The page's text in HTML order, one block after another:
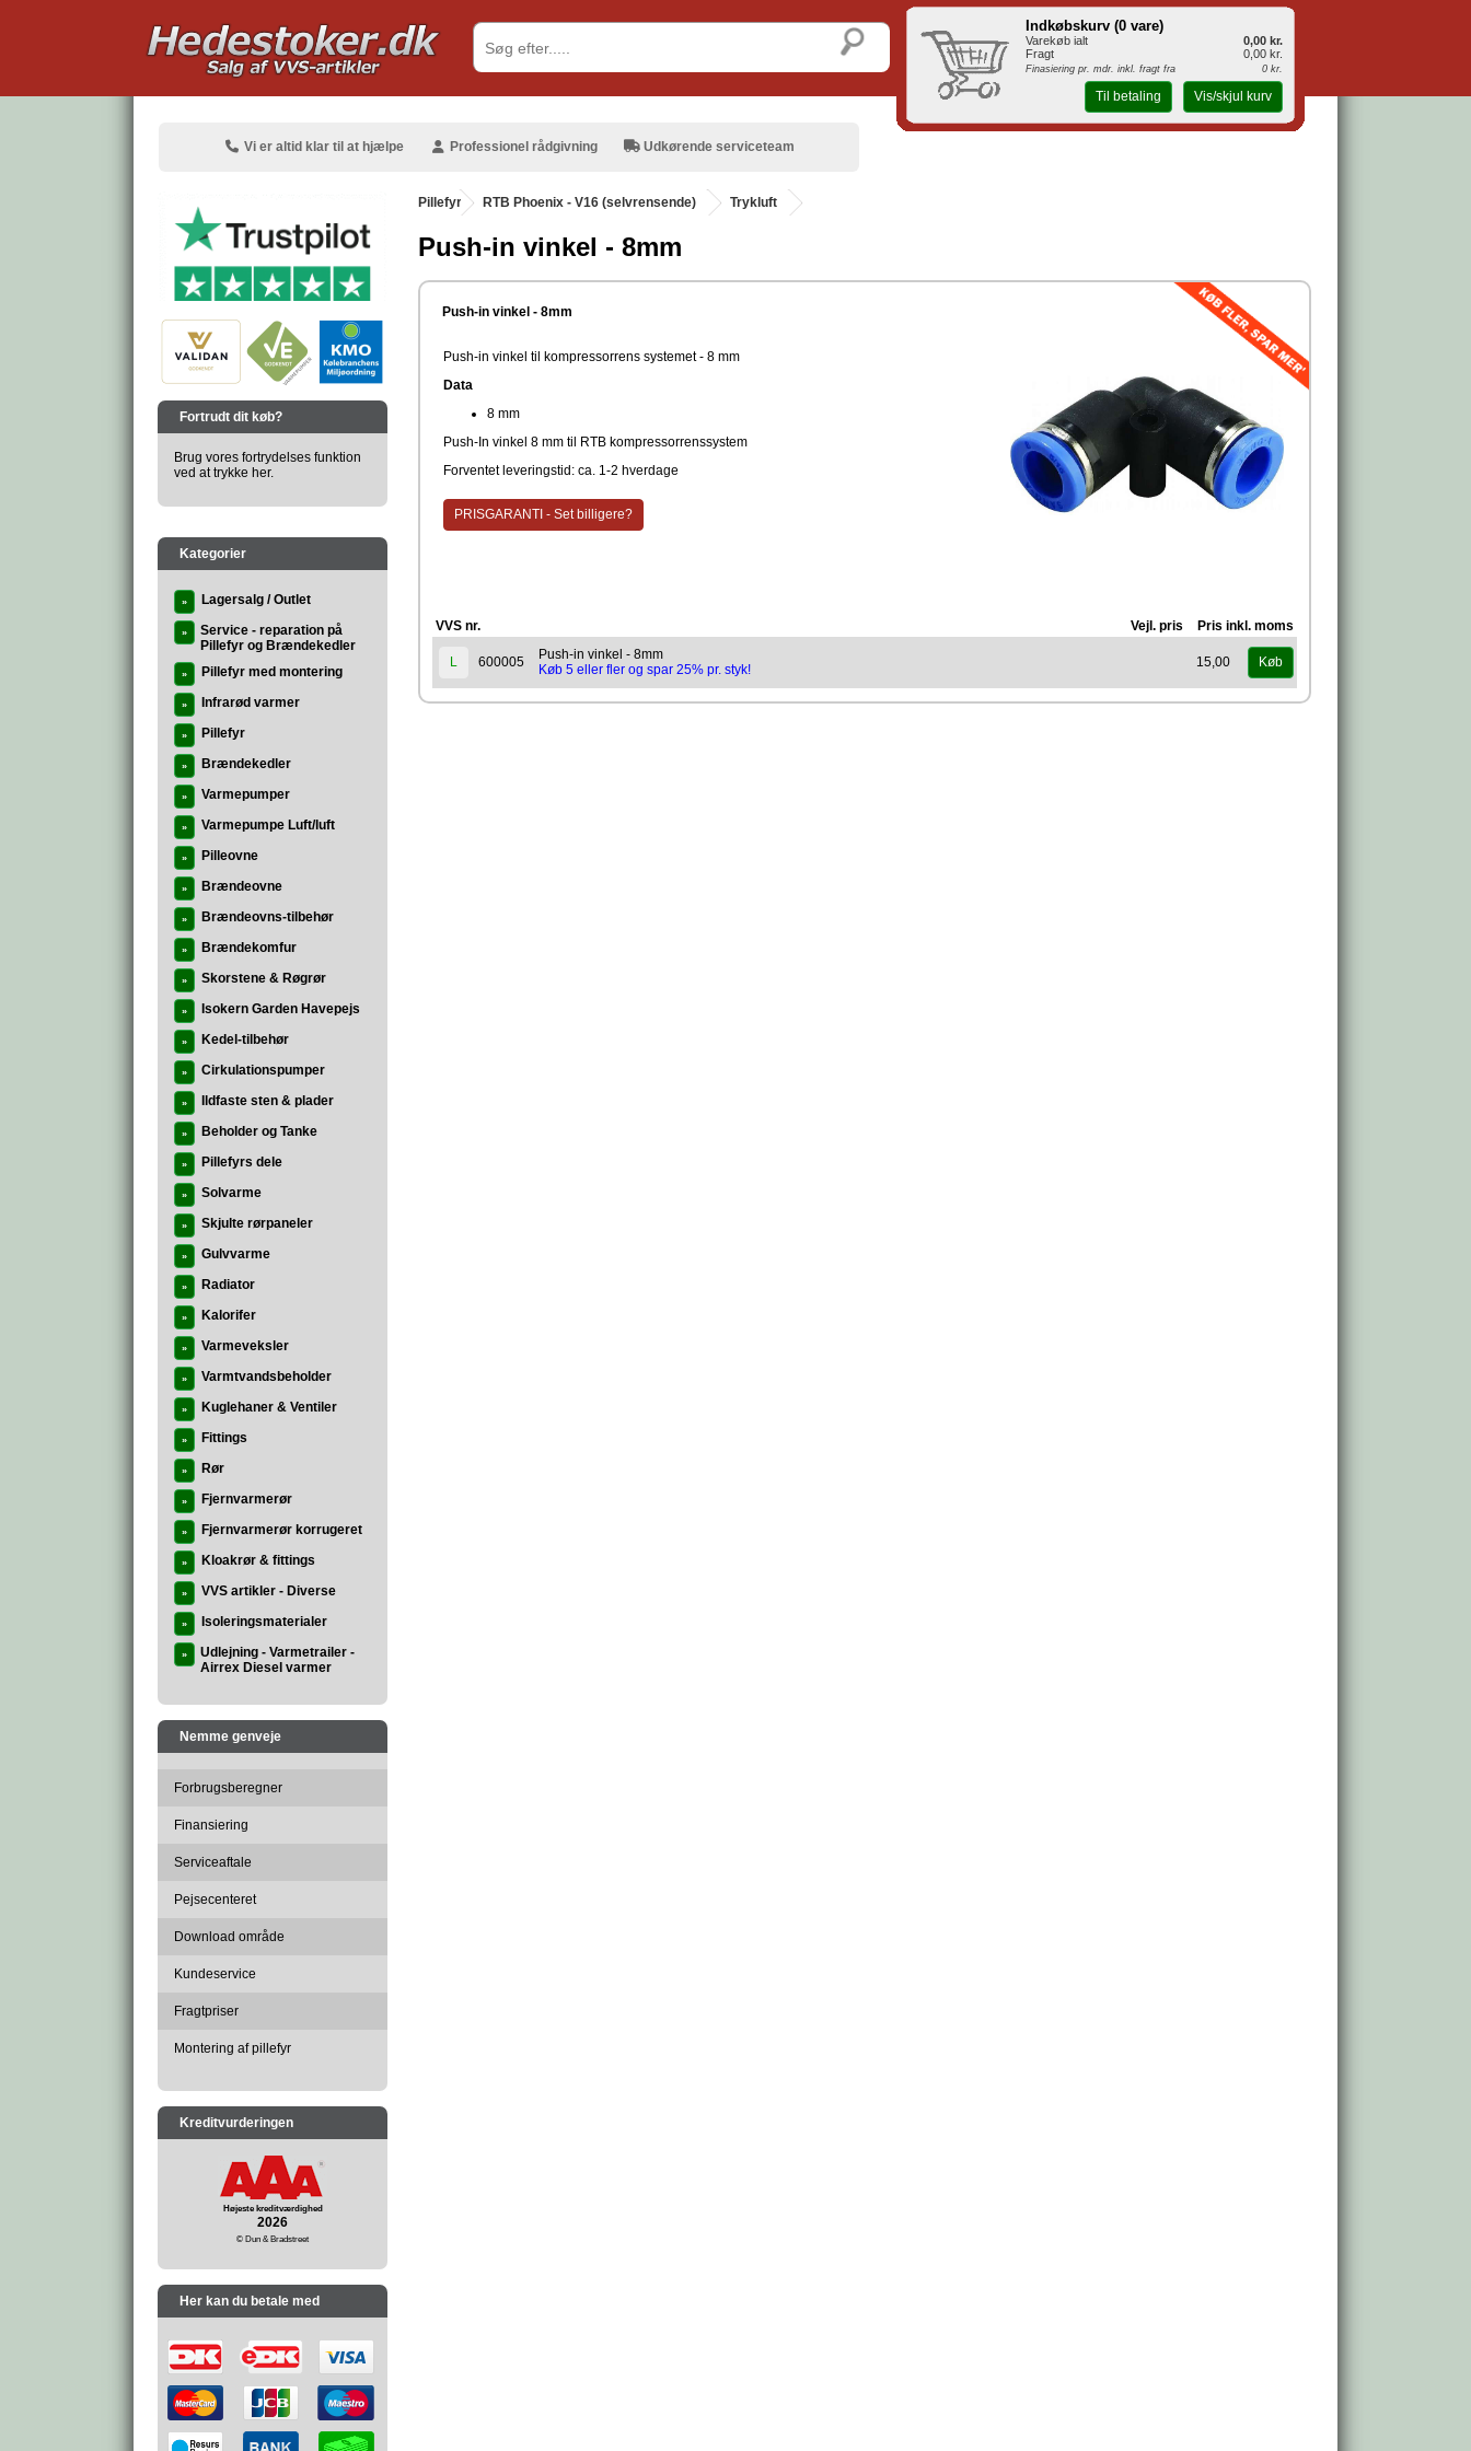
Vi er altid klar til at hjælpe Professionel rådgivning Udkørende serviceteam
Fortrudt dit køb?
Brug vores fortrydelses funktion
ved at trykke her.
Kategorier
» Lagersalg / Outlet
»
Service - reparation på
Pillefyr og Brændekedler
» Pillefyr med montering
» Infrarød varmer
» Pillefyr
» Brændekedler
» Varmepumper
» Varmepumpe Luft/luft
» Pilleovne
» Brændeovne
» Brændeovns-tilbehør
» Brændekomfur
» Skorstene & Røgrør
» Isokern Garden Havepejs
» Kedel-tilbehør
» Cirkulationspumper
» Ildfaste sten & plader
» Beholder og Tanke
» Pillefyrs dele
» Solvarme
» Skjulte rørpaneler
» Gulvvarme
» Radiator
» Kalorifer
» Varmeveksler
» Varmtvandsbeholder
» Kuglehaner & Ventiler
» Fittings
» Rør
» Fjernvarmerør
» Fjernvarmerør korrugeret
» Kloakrør & fittings
» VVS artikler - Diverse
» Isoleringsmaterialer
»
Udlejning - Varmetrailer -
Airrex Diesel varmer
Nemme genveje
Forbrugsberegner
Finansiering
Serviceaftale
Pejsecenteret
Download område
Kundeservice
Fragtpriser
Montering af pillefyr
Kreditvurderingen
Højeste kreditværdighed
2026
© Dun & Bradstreet
Her kan du betale med
Pillefyr . RTB Phoenix - V16 (selvrensende) Trykluft
Push-in vinkel - 8mm
Push-in vinkel - 8mm
Push-in vinkel til kompressorrens systemet - 8 mm
Data
8 mm
Push-In vinkel 8 mm til RTB kompressorrenssystem
Forventet leveringstid: ca. 1-2 hverdage
PRISGARANTI - Set billigere?
VVS nr. Vejl. pris Pris inkl. moms
L 600005
Push-in vinkel - 8mm
Køb 5 eller fler og spar 25% pr. styk!
15,00 Køb
Indkøbskurv (0 vare)
Varekøb ialt
0,00 kr.
Fragt
0,00 kr.
Finasiering pr. mdr. inkl. fragt fra 0 kr.
Til betaling Vis/skjul kurv